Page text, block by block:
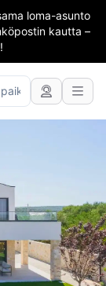
loma-asunto
kautta –